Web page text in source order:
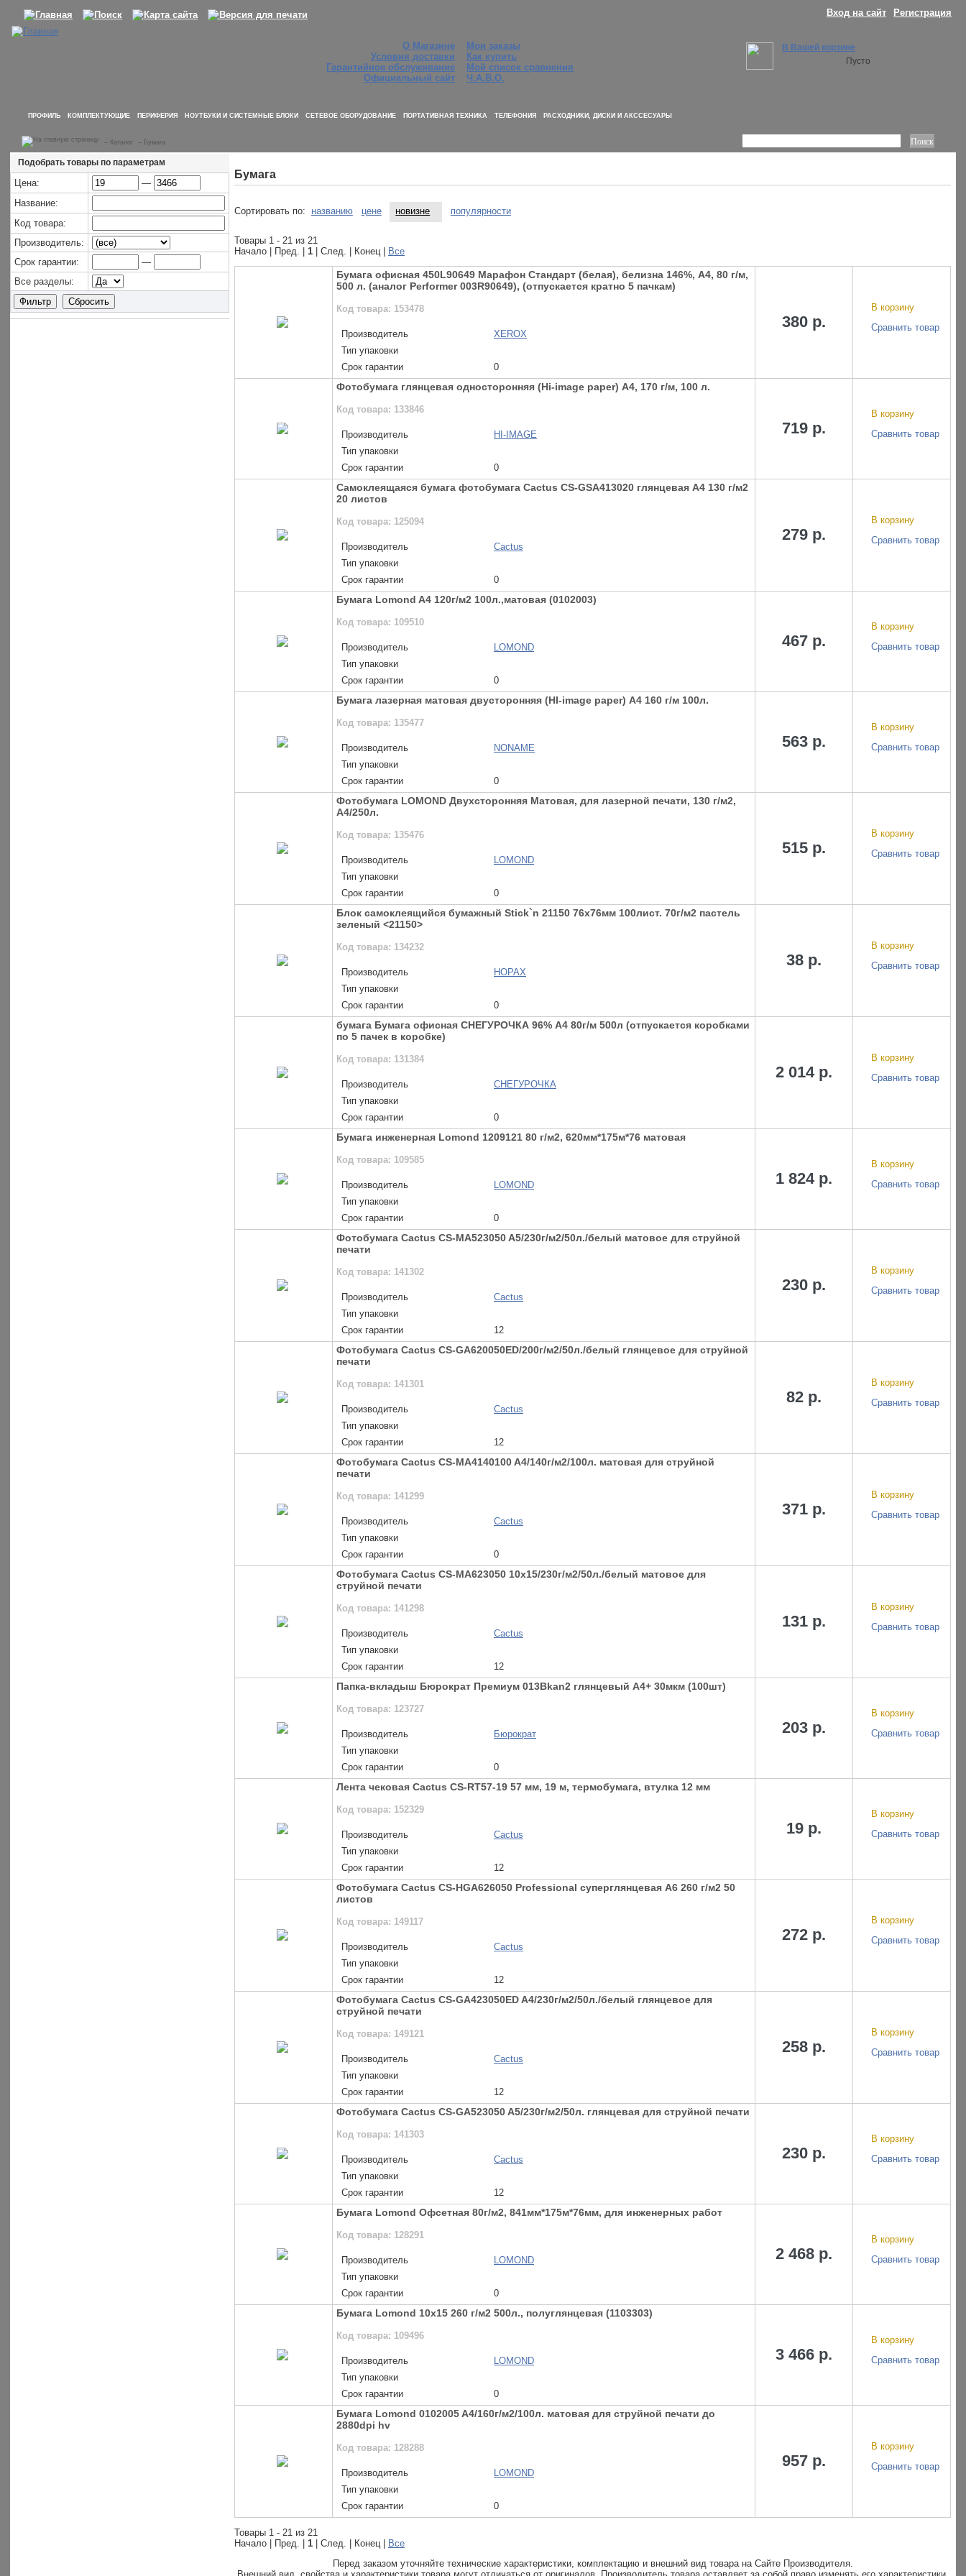
Вход на сайт Регистрация
О Магазине
Условия доставки
Гарантийное обслуживание
Официальный сайт
Мои заказы
Как купить
Мой список сравнения
Ч.А.В.О.
В Вашей корзине
Пусто
ПРОФИЛЬ КОМПЛЕКТУЮЩИЕ ПЕРИФЕРИЯ НОУТБУКИ И СИСТЕМНЫЕ БЛОКИ СЕТЕВОЕ ОБОРУДОВАНИЕ ПОРТАТИВНАЯ ТЕХНИКА ТЕЛЕФОНИЯ РАСХОДНИКИ, ДИСКИ И АКССЕСУАРЫ
– Каталог – Бумага
Подобрать товары по параметрам
Цена:
—
Название:
Код товара:
Производитель:
Срок гарантии:
—
Все разделы:
Бумага
Сортировать по: названию цене новизне популярности
Товары 1 - 21 из 21
Начало | Пред. | 1 | След. | Конец Все
Бумага офисная 450L90649 Марафон Стандарт (белая), белизна 146%, А4, 80 г/м,
500 л. (аналог Performer 003R90649), (отпускается кратно 5 пачкам)
Код товара: 153478
Производитель
XEROX
Тип упаковки
Срок гарантии
0
380 р.
В корзину
Сравнить товар
Фотобумага глянцевая односторонняя (Hi-image paper) A4, 170 г/м, 100 л.
Код товара: 133846
Производитель
HI-IMAGE
Тип упаковки
Срок гарантии
0
719 р.
В корзину
Сравнить товар
Самоклеящаяся бумага фотобумага Cactus CS-GSA413020 глянцевая А4 130 г/м2
20 листов
Код товара: 125094
Производитель
Cactus
Тип упаковки
Срок гарантии
0
279 р.
В корзину
Сравнить товар
Бумага Lomond A4 120г/м2 100л.,матовая (0102003)
Код товара: 109510
Производитель
LOMOND
Тип упаковки
Срок гарантии
0
467 р.
В корзину
Сравнить товар
Бумага лазерная матовая двусторонняя (HI-image paper) A4 160 г/м 100л.
Код товара: 135477
Производитель
NONAME
Тип упаковки
Срок гарантии
0
563 р.
В корзину
Сравнить товар
Фотобумага LOMOND Двухсторонняя Матовая, для лазерной печати, 130 г/м2,
A4/250л.
Код товара: 135476
Производитель
LOMOND
Тип упаковки
Срок гарантии
0
515 р.
В корзину
Сравнить товар
Блок самоклеящийся бумажный Stick`n 21150 76x76мм 100лист. 70г/м2 пастель
зеленый <21150>
Код товара: 134232
Производитель
HOPAX
Тип упаковки
Срок гарантии
0
38 р.
В корзину
Сравнить товар
бумага Бумага офисная СНЕГУРОЧКА 96% А4 80г/м 500л (отпускается коробками
по 5 пачек в коробке)
Код товара: 131384
Производитель
СНЕГУРОЧКА
Тип упаковки
Срок гарантии
0
2 014 р.
В корзину
Сравнить товар
Бумага инженерная Lomond 1209121 80 г/м2, 620мм*175м*76 матовая
Код товара: 109585
Производитель
LOMOND
Тип упаковки
Срок гарантии
0
1 824 р.
В корзину
Сравнить товар
Фотобумага Cactus CS-MA523050 A5/230г/м2/50л./белый матовое для струйной
печати
Код товара: 141302
Производитель
Cactus
Тип упаковки
Срок гарантии
12
230 р.
В корзину
Сравнить товар
Фотобумага Cactus CS-GA620050ED/200г/м2/50л./белый глянцевое для струйной
печати
Код товара: 141301
Производитель
Cactus
Тип упаковки
Срок гарантии
12
82 р.
В корзину
Сравнить товар
Фотобумага Cactus CS-MA4140100 A4/140г/м2/100л. матовая для струйной
печати
Код товара: 141299
Производитель
Cactus
Тип упаковки
Срок гарантии
0
371 р.
В корзину
Сравнить товар
Фотобумага Cactus CS-MA623050 10x15/230г/м2/50л./белый матовое для
струйной печати
Код товара: 141298
Производитель
Cactus
Тип упаковки
Срок гарантии
12
131 р.
В корзину
Сравнить товар
Папка-вкладыш Бюрократ Премиум 013Bkan2 глянцевый А4+ 30мкм (100шт)
Код товара: 123727
Производитель
Бюрократ
Тип упаковки
Срок гарантии
0
203 р.
В корзину
Сравнить товар
Лента чековая Cactus CS-RT57-19 57 мм, 19 м, термобумага, втулка 12 мм
Код товара: 152329
Производитель
Cactus
Тип упаковки
Срок гарантии
12
19 р.
В корзину
Сравнить товар
Фотобумага Cactus CS-HGA626050 Professional суперглянцевая A6 260 г/м2 50
листов
Код товара: 149117
Производитель
Cactus
Тип упаковки
Срок гарантии
12
272 р.
В корзину
Сравнить товар
Фотобумага Cactus CS-GA423050ED A4/230г/м2/50л./белый глянцевое для
струйной печати
Код товара: 149121
Производитель
Cactus
Тип упаковки
Срок гарантии
12
258 р.
В корзину
Сравнить товар
Фотобумага Cactus CS-GA523050 A5/230г/м2/50л. глянцевая для струйной печати
Код товара: 141303
Производитель
Cactus
Тип упаковки
Срок гарантии
12
230 р.
В корзину
Сравнить товар
Бумага Lomond Офсетная 80г/м2, 841мм*175м*76мм, для инженерных работ
Код товара: 128291
Производитель
LOMOND
Тип упаковки
Срок гарантии
0
2 468 р.
В корзину
Сравнить товар
Бумага Lomond 10х15 260 г/м2 500л., полуглянцевая (1103303)
Код товара: 109496
Производитель
LOMOND
Тип упаковки
Срок гарантии
0
3 466 р.
В корзину
Сравнить товар
Бумага Lomond 0102005 A4/160г/м2/100л. матовая для струйной печати до
2880dpi hv
Код товара: 128288
Производитель
LOMOND
Тип упаковки
Срок гарантии
0
957 р.
В корзину
Сравнить товар
Товары 1 - 21 из 21
Начало | Пред. | 1 | След. | Конец
Все
Перед заказом уточняйте технические характеристики, комплектацию и внешний вид товара на Сайте Производителя.